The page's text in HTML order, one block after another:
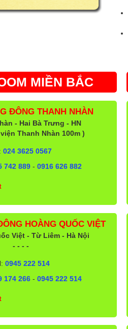
MIỀN BẮC
ĐÔNG THANH NHÀN
- Hai Bà Trưng - HN
Thanh Nhàn 100m )
024 3625 0567
742 889 -0916 626 882
HOÀNG QUỐC VIỆT
Việt - Từ Liêm - Hà Nội
- - - -
0945 222 514
174 266 -0945 222 514